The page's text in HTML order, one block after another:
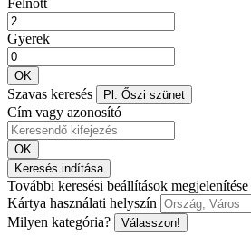
Felnőtt
Gyerek
OK
Szavas keresés Pl: Őszi szünet
Cím vagy azonosító
OK
Keresés indítása
További keresési beállítások megjelenítése
Kártya használati helyszín
Milyen kategória?
Válasszon!